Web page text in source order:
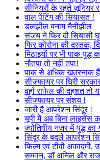
सीनियरों के रहते जूनियर
वाल पेंटिंग की सियासत !
डलझील बनाम नैनीझील
संजय ने फिर दी सियासी
फिर कोरोना की दस्तक,
मिठाइयों पर भी पाक युद्ध
नौतपा तो नहीं तपा!
पाक से अधिक खतरनाक
सीजफायर पर घिरी
वहाँ राफेल की दहशत तो
सीजफायर पर संशय !
जारी है आपरेशन सिंदूर !
यूपी में अब बिना लाइसेंस
ज्योतिषीय नजर में युद्ध का
सिंदूर के बदले आपरेशन
फिल्म एवं टीवी अकादमी,
सम्मान, डॉ अनिल और